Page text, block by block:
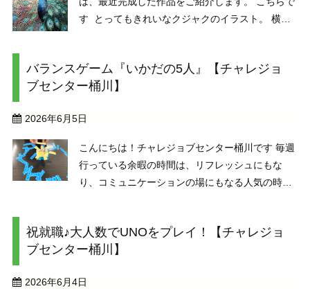
す とってもきれいなクジャクのイラスト。 横幅
...
バランスゲーム『いかだの5人』【チャレジョ
ブセンター桶川】
2026年6月5日
こんにちは！チャレジョブセンター桶川です 毎週
行っている余暇の時間は、リフレッシュにもな
り、コミュニケーションの場にもなる人気の時間
は、いかだを大きくしながら宝箱を積ん ...
祝就職♪大人数でUNOをプレイ！【チャレジョ
ブセンター桶川】
2026年6月4日